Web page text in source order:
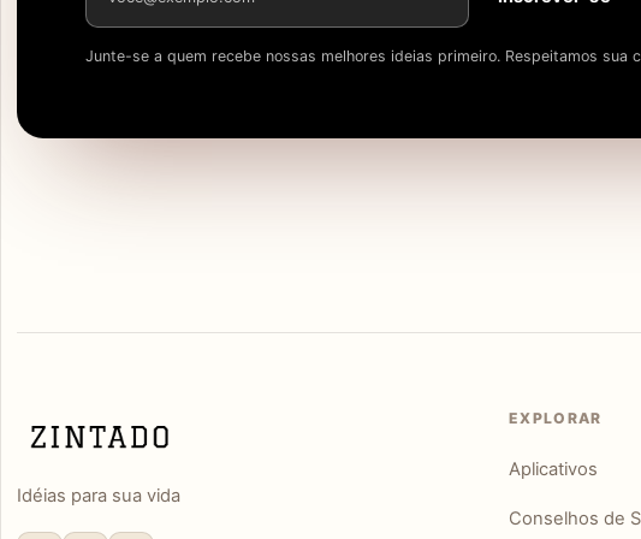
Junte-se a quem recebe nossas melhores ideias primeiro. Respeitamos sua
Idéias para sua vida
EXPLORAR
Aplicativos
Conselhos de